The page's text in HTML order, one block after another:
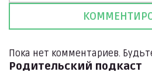
Пока нет комментариев.
Родительский подкаст